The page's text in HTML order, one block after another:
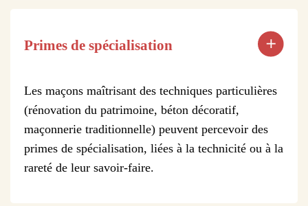
Primes de spécialisation
Les maçons maîtrisant des techniques particulières
(rénovation du patrimoine, béton décoratif,
maçonnerie traditionnelle) peuvent percevoir des
primes de spécialisation, liées à la technicité ou à la
rareté de leur savoir-faire.